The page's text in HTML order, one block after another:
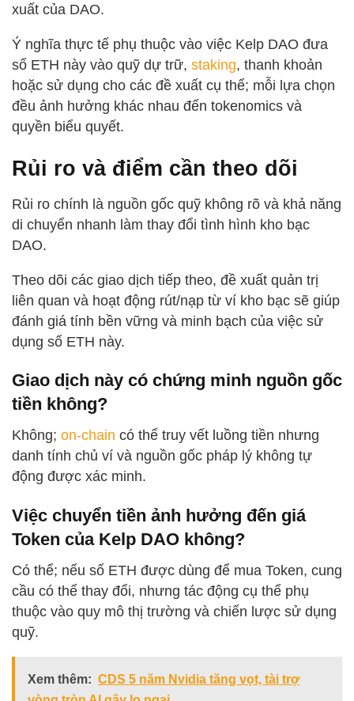
xuất của DAO.
Ý nghĩa thực tế phụ thuộc vào việc Kelp DAO đưa
số ETH này vào quỹ dự trữ, staking, thanh khoản
hoặc sử dụng cho các đề xuất cụ thể; mỗi lựa chọn
đều ảnh hưởng khác nhau đến tokenomics và
quyền biểu quyết.
Rủi ro và điểm cần theo dõi
Rủi ro chính là nguồn gốc quỹ không rõ và khả năng
di chuyển nhanh làm thay đổi tình hình kho bạc
DAO.
Theo dõi các giao dịch tiếp theo, đề xuất quản trị
liên quan và hoạt động rút/nạp từ ví kho bạc sẽ giúp
đánh giá tính bền vững và minh bạch của việc sử
dụng số ETH này.
Giao dịch này có chứng minh nguồn gốc
tiền không?
Không; on-chain có thể truy vết luồng tiền nhưng
danh tính chủ ví và nguồn gốc pháp lý không tự
động được xác minh.
Việc chuyển tiền ảnh hưởng đến giá
Token của Kelp DAO không?
Có thể; nếu số ETH được dùng để mua Token, cung
cầu có thể thay đổi, nhưng tác động cụ thể phụ
thuộc vào quy mô thị trường và chiến lược sử dụng
quỹ.
Xem thêm: CDS 5 năm Nvidia tăng vọt, tài trợ